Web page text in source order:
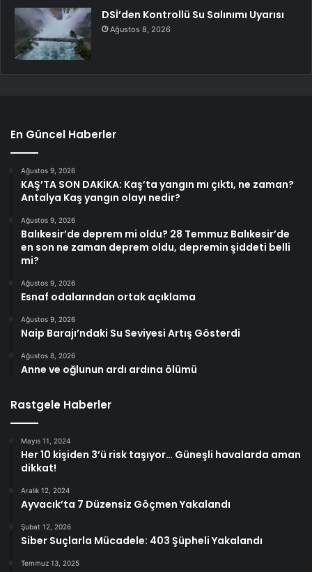
DSİ’den Kontrollü Su Salınımı Uyarısı
Ağustos 8, 2026
En Güncel Haberler
Ağustos 9, 2026
KAŞ’TA SON DAKİKA: Kaş’ta yangın mı çıktı, ne zaman?
Antalya Kaş yangın olayı nedir?
Ağustos 9, 2026
Balıkesir’de deprem mi oldu? 28 Temmuz Balıkesir’de
en son ne zaman deprem oldu, depremin şiddeti belli
mi?
Ağustos 9, 2026
Esnaf odalarından ortak açıklama
Ağustos 9, 2026
Naip Barajı’ndaki Su Seviyesi Artış Gösterdi
Ağustos 8, 2026
Anne ve oğlunun ardı ardına ölümü
Rastgele Haberler
Mayıs 11, 2024
Her 10 kişiden 3’ü risk taşıyor… Güneşli havalarda aman
dikkat!
Aralık 12, 2024
Ayvacık’ta 7 Düzensiz Göçmen Yakalandı
Şubat 12, 2026
Siber Suçlarla Mücadele: 403 Şüpheli Yakalandı
Temmuz 13, 2025